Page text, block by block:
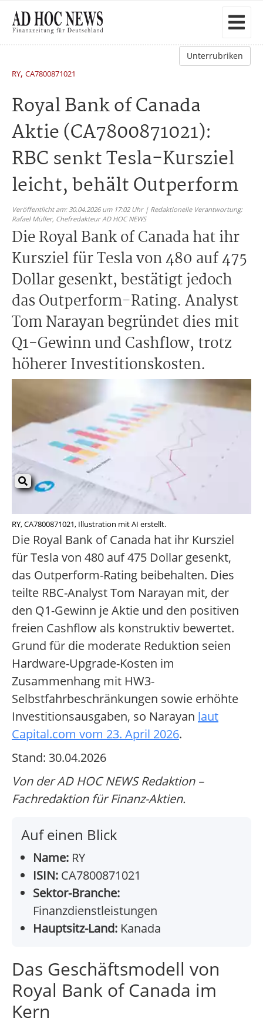
Unterrubriken
RY, CA7800871021
Royal Bank of Canada
Aktie (CA7800871021):
RBC senkt Tesla-Kursziel
leicht, behält Outperform
Veröffentlicht am: 30.04.2026 um 17:02 Uhr | Redaktionelle Verantwortung:
Rafael Müller, Chefredakteur AD HOC NEWS
Die Royal Bank of Canada hat ihr
Kursziel für Tesla von 480 auf 475
Dollar gesenkt, bestätigt jedoch
das Outperform-Rating. Analyst
Tom Narayan begründet dies mit
Q1-Gewinn und Cashflow, trotz
höherer Investitionskosten.
RY, CA7800871021, Illustration mit AI erstellt.
Die Royal Bank of Canada hat ihr Kursziel
für Tesla von 480 auf 475 Dollar gesenkt,
das Outperform-Rating beibehalten. Dies
teilte RBC-Analyst Tom Narayan mit, der
den Q1-Gewinn je Aktie und den positiven
freien Cashflow als konstruktiv bewertet.
Grund für die moderate Reduktion seien
Hardware-Upgrade-Kosten im
Zusammenhang mit HW3-
Selbstfahrbeschränkungen sowie erhöhte
Investitionsausgaben, so Narayan laut
Capital.com vom 23. April 2026.
Stand: 30.04.2026
Von der AD HOC NEWS Redaktion –
Fachredaktion für Finanz-Aktien.
Auf einen Blick
Name: RY
ISIN: CA7800871021
Sektor-Branche:
Finanzdienstleistungen
Hauptsitz-Land: Kanada
Das Geschäftsmodell von
Royal Bank of Canada im
Kern